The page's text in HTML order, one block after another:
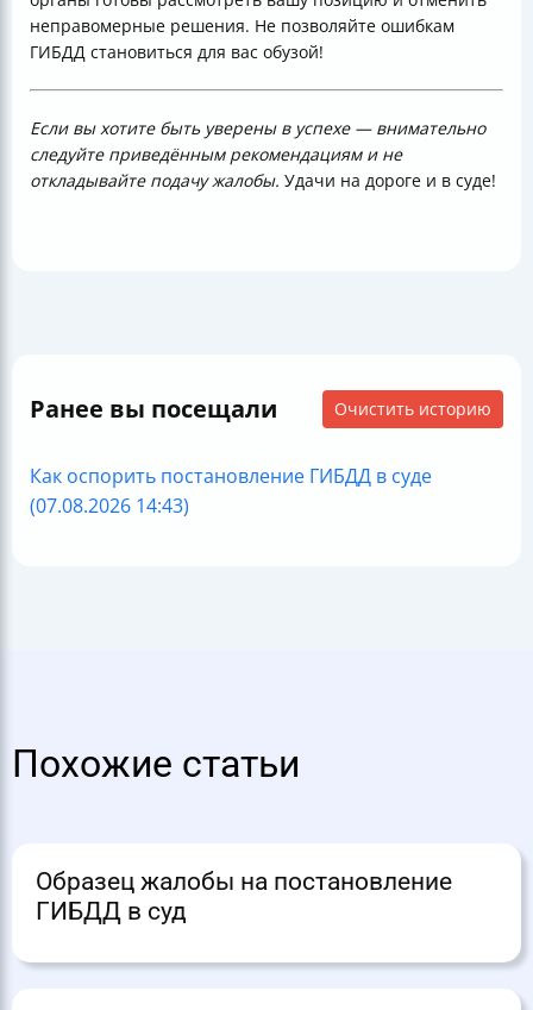
неправомерные решения. Не позволяйте ошибкам
ГИБДД становиться для вас обузой!
Если вы хотите быть уверены в успехе — внимательно
следуйте приведённым рекомендациям и не
откладывайте подачу жалобы. Удачи на дороге и в суде!
Ранее вы посещали Очистить историю
Как оспорить постановление ГИБДД в суде
(07.08.2026 14:43)
Похожие статьи
Образец жалобы на постановление
ГИБДД в суд